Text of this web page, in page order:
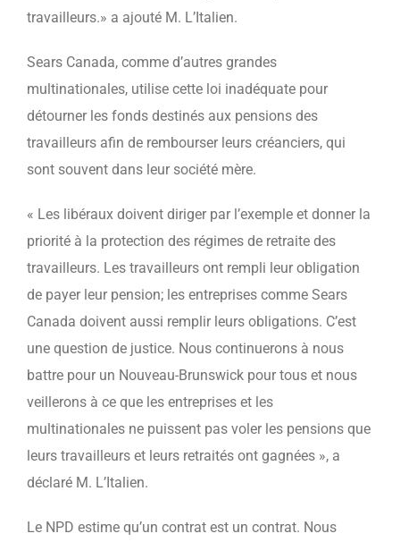
travailleurs.» a ajouté M. L’Italien.
Sears Canada, comme d’autres grandes
multinationales, utilise cette loi inadéquate pour
détourner les fonds destinés aux pensions des
travailleurs afin de rembourser leurs créanciers, qui
sont souvent dans leur société mère.
« Les libéraux doivent diriger par l’exemple et donner la
priorité à la protection des régimes de retraite des
travailleurs. Les travailleurs ont rempli leur obligation
de payer leur pension; les entreprises comme Sears
Canada doivent aussi remplir leurs obligations. C’est
une question de justice. Nous continuerons à nous
battre pour un Nouveau-Brunswick pour tous et nous
veillerons à ce que les entreprises et les
multinationales ne puissent pas voler les pensions que
leurs travailleurs et leurs retraités ont gagnées », a
déclaré M. L’Italien.
Le NPD estime qu’un contrat est un contrat. Nous